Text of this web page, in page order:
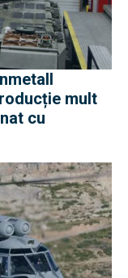
mult
cu